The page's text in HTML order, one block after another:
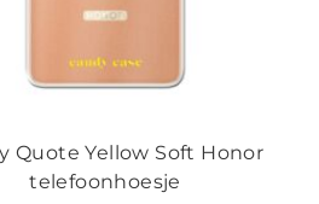
Quote Yellow Soft Honor
telefoonhoesje